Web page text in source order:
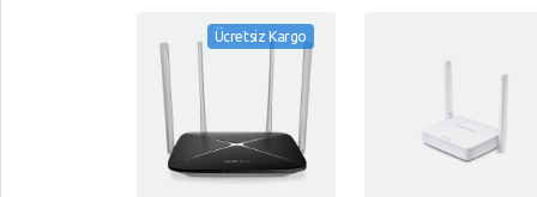
Ücretsiz Kargo